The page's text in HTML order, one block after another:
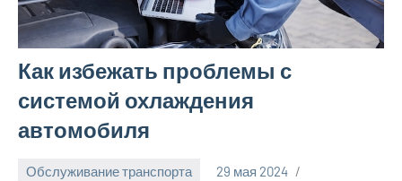
Как избежать проблемы с
системой охлаждения
автомобиля
Обслуживание транспорта
29 мая 2024